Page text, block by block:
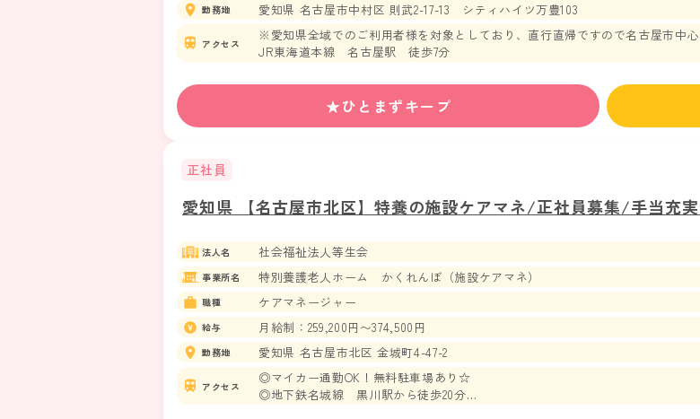
勤務地 愛知県 名古屋市中村区 則武2-17-13 シティハイツ万豊103
アクセス
※愛知県全域でのご利用者様を対象としており、直行直帰ですので名古屋市中
JR東海道本線 名古屋駅 徒歩7分
★ひとまずキープ
正社員
愛知県 【名古屋市北区】特養の施設ケアマネ/正社員募集/手当充
法人名 社会福祉法人等生会
事業所名 特別養護老人ホーム かくれんぼ（施設ケアマネ）
職種 ケアマネージャー
給与 月給制：259,200円〜374,500円
勤務地 愛知県 名古屋市北区 金城町4-47-2
アクセス
◎マイカー通勤OK！無料駐車場あり☆
◎地下鉄名城線 黒川駅から徒歩20分